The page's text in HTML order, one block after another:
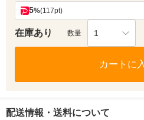
5%(117pt)
在庫あり 数量 1
カートに
配送情報・送料について